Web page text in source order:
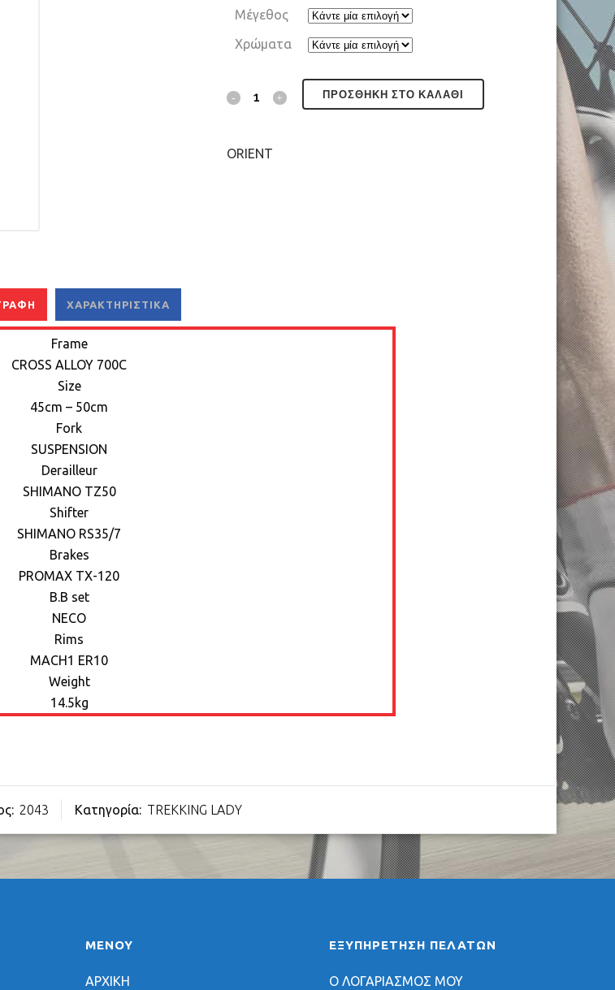
ROAD CARBON
CYCLOCROSS
Μέγεθος
Χρώματα
ΠΡΟΣΘΉΚΗ ΣΤΟ ΚΑΛΆΘΙ
ORIENT
ΧΑΡΑΚΤΗΡΙΣΤΙΚΆ
Frame
CROSS ALLOY 700C
Size
45cm – 50cm
Fork
SUSPENSION
Derailleur
SHIMANO TZ50
Shifter
SHIMANO RS35/7
Brakes
PRΟΜΑΧ ΤΧ-120
B.B set
NECO
Rims
MACH1 ER10
Weight
14.5kg
2043 Κατηγορία: TREKKING LADY
ΜΕΝΟΥ
ΑΡΧΙΚΗ
ΕΞΥΠΗΡΈΤΗΣΗ ΠΕΛΑΤΏΝ
Ο ΛΟΓΑΡΙΑΣΜΟΣ ΜΟΥ